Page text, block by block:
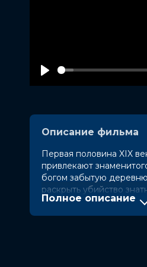
Play
Описание фильма
Первая половина XIX
привлекают
богом забытую
раскрыть убийство
Заинтригованный
Диканьку и, как
Полное описание